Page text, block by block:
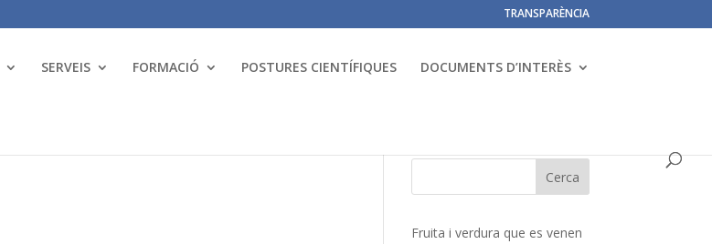
TRANSPARÈNCIA
SERVEIS FORMACIÓ POSTURES CIENTÍFIQUES DOCUMENTS D’INTERÈS
Fruita i verdura que es venen